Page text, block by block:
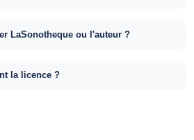
LaSonotheque ou l'auteur ?
la licence ?